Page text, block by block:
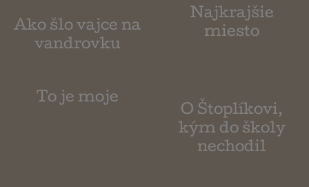
Ako šlo vajce na
Najkrajšie
O Štoplíkovi,
kým do školy
nechodil